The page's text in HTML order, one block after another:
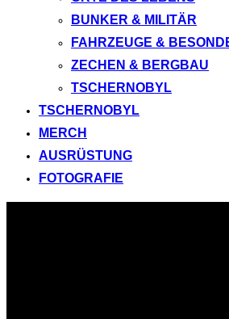
BUNKER & MILITÄR
FAHRZEUGE &
ZECHEN & BERGBAU
TSCHERNOBYL
TSCHERNOBYL
MERCH
AUSRÜSTUNG
FOTOGRAFIE